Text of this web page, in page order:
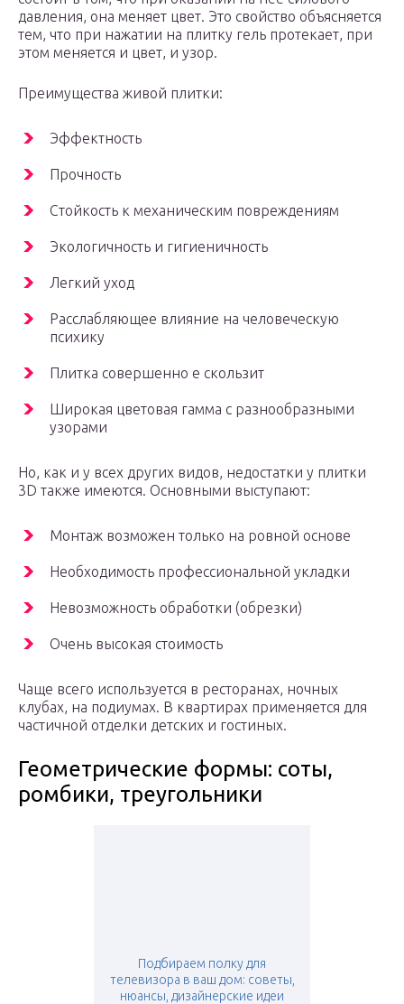
давления, она меняет цвет. Это свойство объясняется
тем, что при нажатии на плитку гель протекает, при
этом меняется и цвет, и узор.
Преимущества живой плитки:
Эффектность
Прочность
Стойкость к механическим повреждениям
Экологичность и гигиеничность
Легкий уход
Расслабляющее влияние на человеческую
психику
Плитка совершенно е скользит
Широкая цветовая гамма с разнообразными
узорами
Но, как и у всех других видов, недостатки у плитки
3D также имеются. Основными выступают:
Монтаж возможен только на ровной основе
Необходимость профессиональной укладки
Невозможность обработки (обрезки)
Очень высокая стоимость
Чаще всего используется в ресторанах, ночных
клубах, на подиумах. В квартирах применяется для
частичной отделки детских и гостиных.
Геометрические формы: соты,
ромбики, треугольники
Подбираем полку для
телевизора в ваш дом: советы,
нюансы, дизайнерские идеи